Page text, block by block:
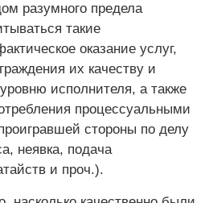
разумного предела
такие
оказание услуг,
их качеству и
исполнителя, а также
процессуальными
стороны по делу
неявка, подача
и проч.).